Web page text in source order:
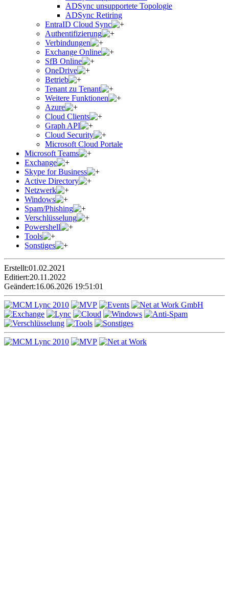
ADSync unsupportete Topologie
ADSync Retiring
EntraID Cloud Sync
Authentifizierung
Verbindungen
Exchange Online
SfB Online
OneDrive
Betrieb
Tenant zu Tenant
Weitere Funktionen
Azure
Cloud Clients
Graph API
Cloud Security
Microsoft Cloud Portale
Microsoft Teams
Exchange
Skype for Business
Active Directory
Netzwerk
Windows
Spam/Phishing
Verschlüsselung
Powershell
Tools
Sonstiges
Erstellt:01.02.2021
Editiert:20.11.2022
Geändert:16.06.2026 19:51:01